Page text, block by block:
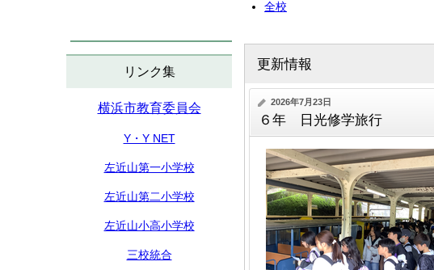
リンク集
横浜市教育委員会
Y・Y NET
左近山第一小学校
左近山第二小学校
左近山小高小学校
三校統合
全校
更新情報
2026年7月23日
６年 日光修学旅行